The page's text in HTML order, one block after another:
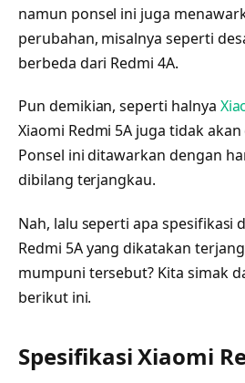
namun ponsel ini juga
perubahan, misalnya seperti
berbeda dari Redmi 4A.
Pun demikian, seperti halnya
Xiaomi Redmi 5A juga tidak
Ponsel ini ditawarkan dengan
dibilang terjangkau.
Nah, lalu seperti apa spesifikasi
Redmi 5A yang dikatakan
mumpuni tersebut? Kita simak
berikut ini.
Spesifikasi Xiaomi